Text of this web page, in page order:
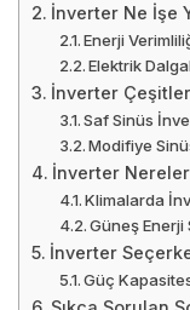
İnverter Ne İşe
Enerji
Elektrik
İnverter
Saf Sinüs
Modifiye
İnverter
Klimalarda
Güneş Enerji
İnverter
Güç